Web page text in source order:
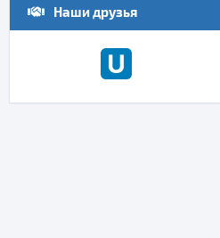
Наши друзья